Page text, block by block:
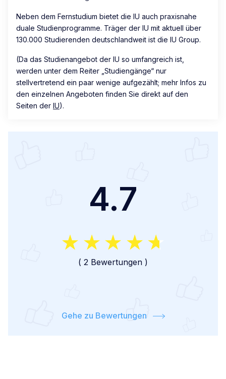
Neben dem Fernstudium bietet die IU auch praxisnahe
duale Studienprogramme. Träger der IU mit aktuell über
130.000 Studierenden deutschlandweit ist die IU Group.
(Da das Studienangebot der IU so umfangreich ist,
werden unter dem Reiter „Studiengänge“ nur
stellvertretend ein paar wenige aufgezählt; mehr Infos zu
den einzelnen Angeboten finden Sie direkt auf den
Seiten der IU).
4.7
( 2 Bewertungen )
Gehe zu Bewertungen